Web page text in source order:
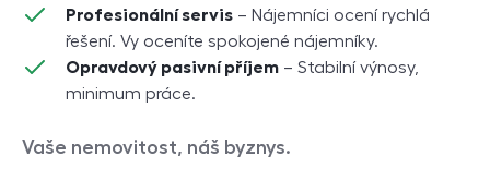
Profesionální servis – Nájemníci ocení rychlá
řešení. Vy oceníte spokojené nájemníky.
Opravdový pasivní příjem – Stabilní výnosy,
minimum práce.
Vaše nemovitost, náš byznys.